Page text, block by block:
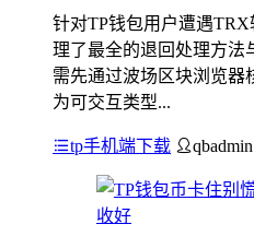
针对TP钱包用户遭遇
理了最全的退回处理方法
需先通过波场区块浏览器
为可交互类型...
tp手机端下载 qbadmin